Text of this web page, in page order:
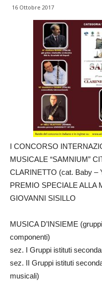
16 Ottobre 2017
I CONCORSO
MUSICALE “SAMNIUM”
CLARINETTO (cat. Baby –
PREMIO SPECIALE ALLA
GIOVANNI SISILLO
MUSICA D’INSIEME
componenti)
sez. I Gruppi istituti
sez. II Gruppi istituti
musicali)